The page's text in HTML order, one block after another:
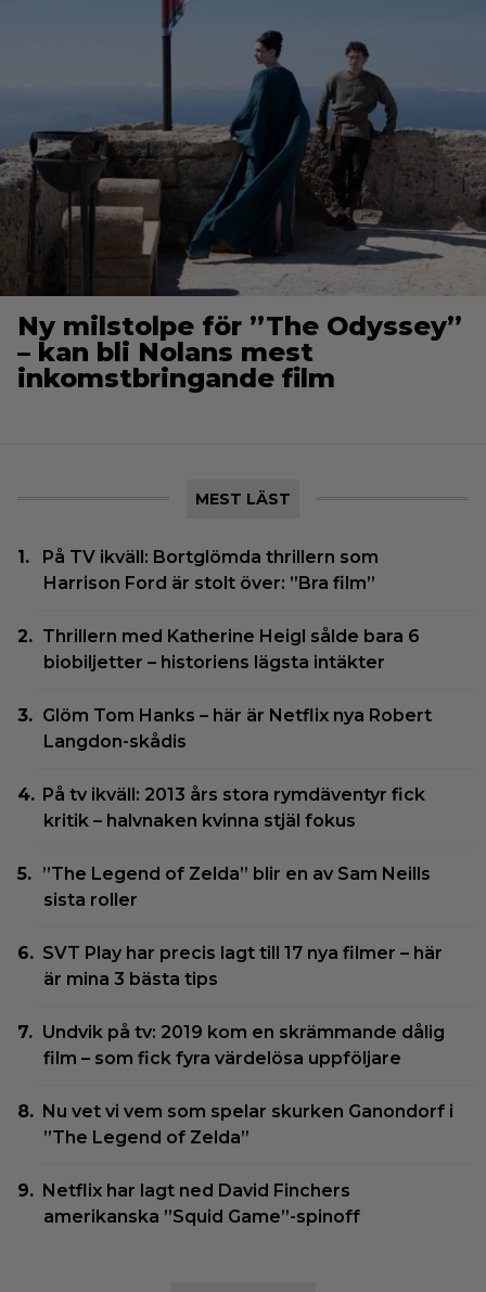
Ny milstolpe för ”The Odyssey”
– kan bli Nolans mest
inkomstbringande film
MEST LÄST
På TV ikväll: Bortglömda thrillern som
Harrison Ford är stolt över: ”Bra film”
Thrillern med Katherine Heigl sålde bara 6
biobiljetter – historiens lägsta intäkter
Glöm Tom Hanks – här är Netflix nya Robert
Langdon-skådis
På tv ikväll: 2013 års stora rymdäventyr fick
kritik – halvnaken kvinna stjäl fokus
”The Legend of Zelda” blir en av Sam Neills
sista roller
SVT Play har precis lagt till 17 nya filmer – här
är mina 3 bästa tips
Undvik på tv: 2019 kom en skrämmande dålig
film – som fick fyra värdelösa uppföljare
Nu vet vi vem som spelar skurken Ganondorf i
”The Legend of Zelda”
Netflix har lagt ned David Finchers
amerikanska ”Squid Game”-spinoff